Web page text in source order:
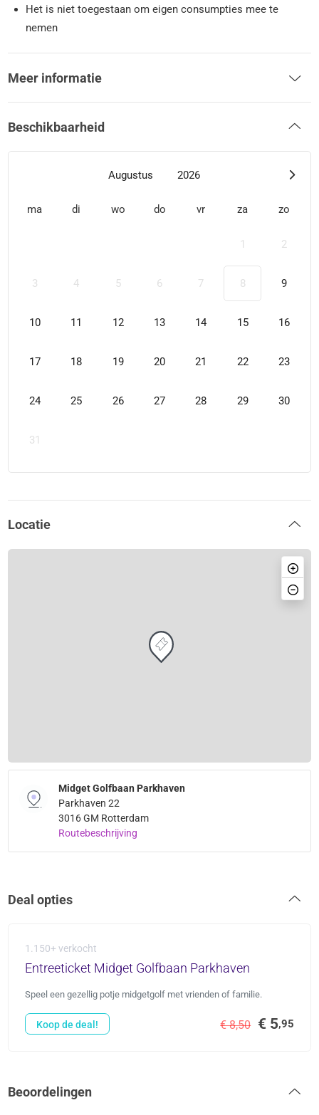
Het is niet toegestaan om eigen consumpties mee te
nemen
Meer informatie
Beschikbaarheid
Augustus 2026
ma di wo do vr za zo
1 2
3 4 5 6 7 8 9
10 11 12 13 14 15 16
17 18 19 20 21 22 23
24 25 26 27 28 29 30
31
Locatie
Midget Golfbaan Parkhaven
Parkhaven 22
3016 GM Rotterdam
Routebeschrijving
Deal opties
1.150+ verkocht
Entreeticket Midget Golfbaan Parkhaven
Speel een gezellig potje midgetgolf met vrienden of familie.
€ 8,50 € 5,95
Koop de deal!
Beoordelingen